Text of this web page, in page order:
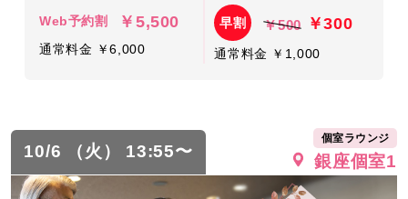
Web予約割 ￥5,500
通常料金 ￥6,000
早割 ￥500 ￥300
通常料金 ￥1,000
10/6 （火） 13:55〜
個室ラウンジ
銀座個室1